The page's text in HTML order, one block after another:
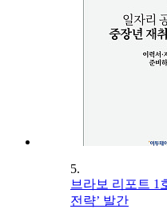
5.
브라보 리포트 1
전략’ 발간